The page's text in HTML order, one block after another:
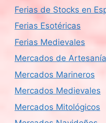
Ferias de Stocks en
Ferias Esotéricas
Ferias Medievales
Mercados de Artesanía
Mercados Marineros
Mercados Medievales
Mercados Mitológicos